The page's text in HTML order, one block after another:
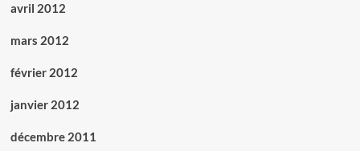
avril 2012
mars 2012
février 2012
janvier 2012
décembre 2011